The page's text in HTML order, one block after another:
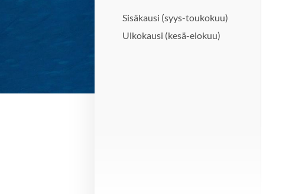
Sisäkausi (syys-toukokuu)
Ulkokausi (kesä-elokuu)